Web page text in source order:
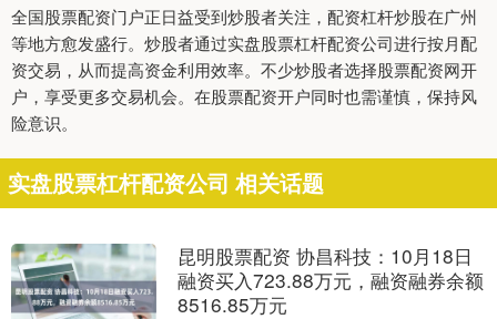
全国股票配资门户正日益受到炒股者关注，配资杠杆炒股在广州
等地方愈发盛行。炒股者通过实盘股票杠杆配资公司进行按月配
资交易，从而提高资金利用效率。不少炒股者选择股票配资网开
户，享受更多交易机会。在股票配资开户同时也需谨慎，保持风
险意识。
实盘股票杠杆配资公司 相关话题
昆明股票配资 协昌科技：10月18日
融资买入723.88万元，融资融券余额
8516.85万元